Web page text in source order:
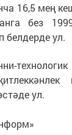
16,5 мең
без
белдерде ул.
ул.